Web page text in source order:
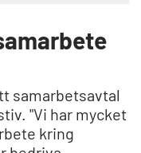
samarbetsavtal
"Vi har mycket
kring